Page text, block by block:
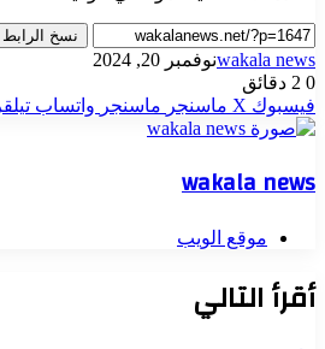
نسخ الرابط
wakala newsنوفمبر 20, 2024
0
فيسبوك ‫X ماسنجر ماسنجر واتساب
wakala news
موقع الويب
أقرأ التالي